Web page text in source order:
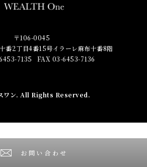
お問い合わせ
〒106-0045
番2丁目4番15号イラーレ麻布十番8階
7135
FAX 03-6453-7136
ワン. All Rights Reserved.